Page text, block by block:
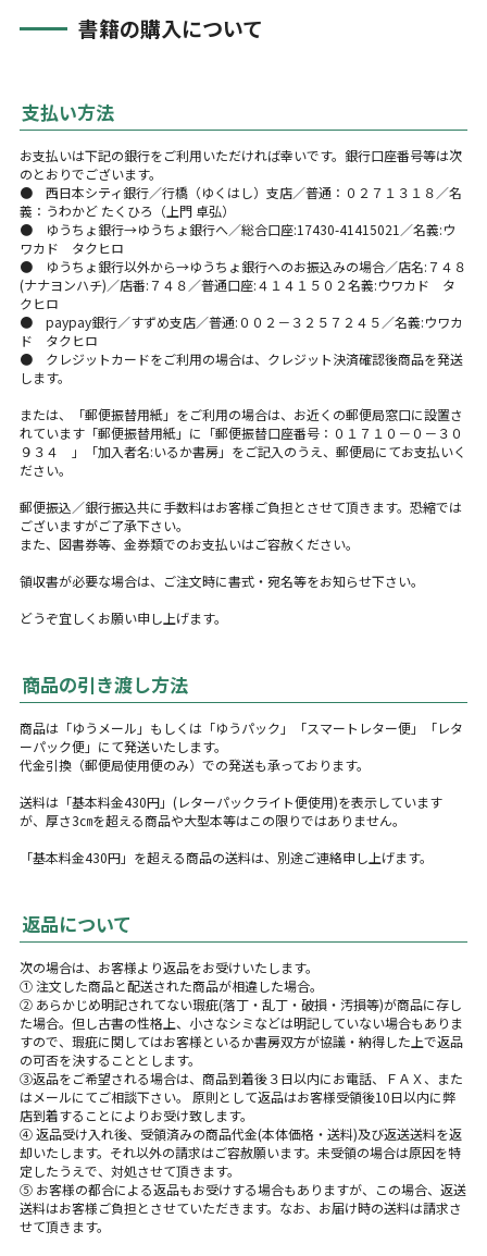
書籍の購入について
支払い方法
お支払いは下記の銀行をご利用いただければ幸いです。銀行口座番号等は次
のとおりでございます。
● 西日本シティ銀行／行橋（ゆくはし）支店／普通：０２７１３１８／名
義：うわかど たくひろ（上門 卓弘）
● ゆうちょ銀行→ゆうちょ銀行へ／総合口座:17430-41415021／名義:ウ
ワカド タクヒロ
● ゆうちょ銀行以外から→ゆうちょ銀行へのお振込みの場合／店名:７４８
(ナナヨンハチ)／店番:７４８／普通口座:４１４１５０２名義:ウワカド タ
クヒロ
● paypay銀行／すずめ支店／普通:００２－３２５７２４５／名義:ウワカ
ド タクヒロ
● クレジットカードをご利用の場合は、クレジット決済確認後商品を発送
します。
または、「郵便振替用紙」をご利用の場合は、お近くの郵便局窓口に設置さ
れています「郵便振替用紙」に「郵便振替口座番号：０１７１０－０－３０
９３４ 」「加入者名:いるか書房」をご記入のうえ、郵便局にてお支払いく
ださい。
郵便振込／銀行振込共に手数料はお客様ご負担とさせて頂きます。恐縮では
ございますがご了承下さい。
また、図書券等、金券類でのお支払いはご容赦ください。
領収書が必要な場合は、ご注文時に書式・宛名等をお知らせ下さい。
どうぞ宜しくお願い申し上げます。
商品の引き渡し方法
商品は「ゆうメール」もしくは「ゆうパック」「スマートレター便」「レタ
ーパック便」にて発送いたします。
代金引換（郵便局使用便のみ）での発送も承っております。
送料は「基本料金430円」(レターパックライト便使用)を表示しています
が、厚さ3㎝を超える商品や大型本等はこの限りではありません。
「基本料金430円」を超える商品の送料は、別途ご連絡申し上げます。
返品について
次の場合は、お客様より返品をお受けいたします。
① 注文した商品と配送された商品が相違した場合。
② あらかじめ明記されてない瑕疵(落丁・乱丁・破損・汚損等)が商品に存し
た場合。但し古書の性格上、小さなシミなどは明記していない場合もありま
すので、瑕疵に関してはお客様といるか書房双方が協議・納得した上で返品
の可否を決することとします。
③返品をご希望される場合は、商品到着後３日以内にお電話、ＦＡＸ、また
はメールにてご相談下さい。 原則として返品はお客様受領後10日以内に弊
店到着することによりお受け致します。
④ 返品受け入れ後、受領済みの商品代金(本体価格・送料)及び返送送料を返
却いたします。それ以外の請求はご容赦願います。未受領の場合は原因を特
定したうえで、対処させて頂きます。
⑤ お客様の都合による返品もお受けする場合もありますが、この場合、返送
送料はお客様ご負担とさせていただきます。なお、お届け時の送料は請求さ
せて頂きます。